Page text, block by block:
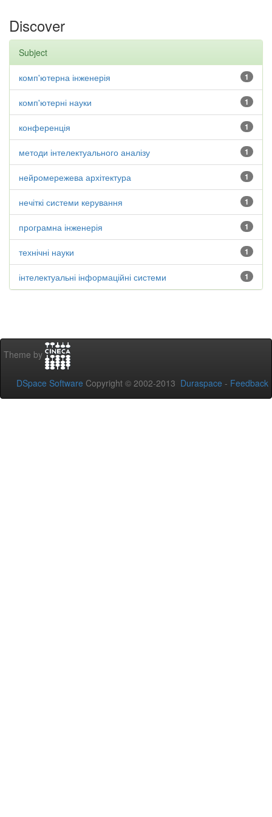
Discover
Subject
1
комп'ютерна інженерія
1
комп'ютерні науки
1
конференція
1
методи інтелектуального аналізу
1
нейромережева архітектура
1
нечіткі системи керування
1
програмна інженерія
1
технічні науки
1
інтелектуальні інформаційні системи
Theme by
DSpace Software Copyright © 2002-2013 Duraspace - Feedback